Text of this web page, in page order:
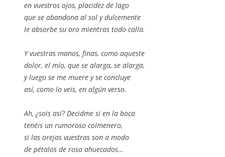
en vuestros ojos, placidez de lago
que se abandona al sol y dulcemente
le absorbe su oro mientras todo calla.
Y vuestras manos, finas, como aqueste
dolor, el mío, que se alarga, se alarga,
y luego se me muere y se concluye
así, como lo veis, en algún verso.
Ah, ¿sois así? Decidme si en la boca
tenéis un rumoroso colmenero,
si las orejas vuestras son a modo
de pétalos de rosa ahuecados…